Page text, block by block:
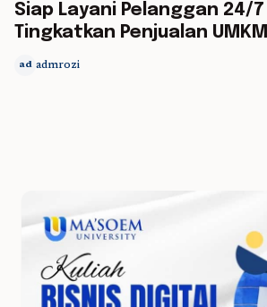
Siap Layani Pelanggan 24/
Tingkatkan Penjualan UMKM
ad admrozi